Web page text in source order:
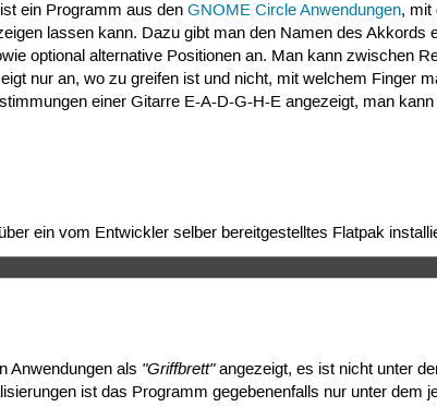
ein Programm aus den GNOME Circle Anwendungen, mit
lassen kann. Dazu gibt man den Namen des Akkords
optional alternative Positionen an. Man kann zwischen
nur an, wo zu greifen ist und nicht, mit welchem Finger
einer Gitarre E-A-D-G-H-E angezeigt, man
ein vom Entwickler selber bereitgestelltes Flatpak
Anwendungen als "Griffbrett"angezeigt, es ist nicht unter
ist das Programm gegebenenfalls nur unter dem